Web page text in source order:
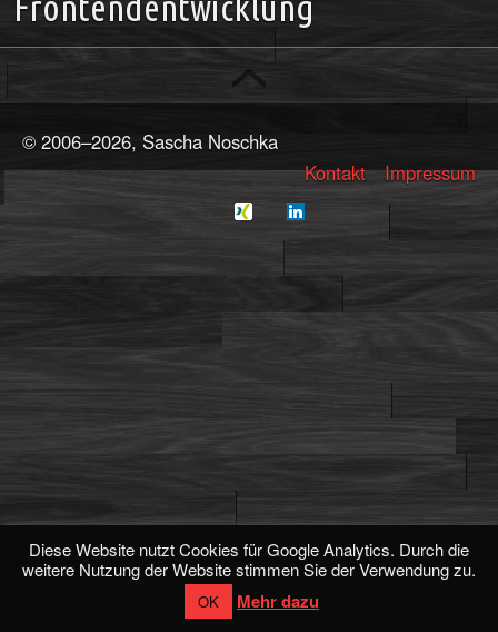
© 2006–2026, Sascha Noschka
Kontakt
Impressum
Diese Website nutzt Cookies für Google Analytics. Durch die
weitere Nutzung der Website stimmen Sie der Verwendung zu.
OK Mehr dazu